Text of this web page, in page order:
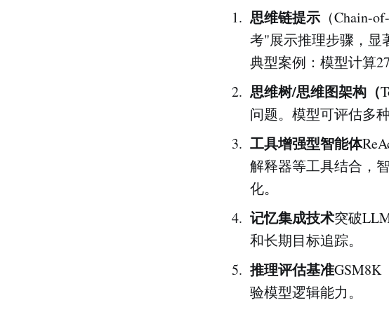
思维链提示 （Chain-
考"展示推理步骤，显
典型案例：模型计算
思维树/思维图架构（
问题。模型可评估多
工具增强型智能体
解释器等工具结合，
化。
记忆集成技术突破
和长期目标追踪。
推理评估基准GSM8K
验模型逻辑能力。